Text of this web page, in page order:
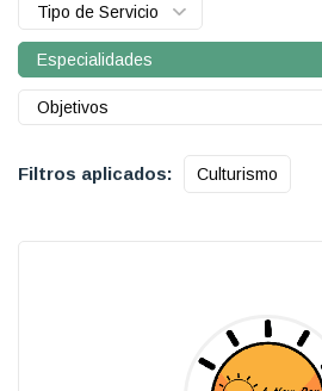
Tipo de Servicio
Especialidades
Objetivos
Filtros aplicados: Culturismo